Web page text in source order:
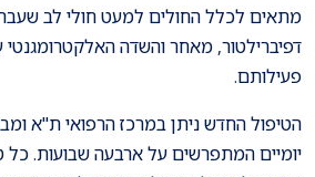
מתאים לכלל החולים למעט חולי לב
דפיברילטור, מאחר והשדה
פעילותם.
יומיים המתפרשים על ארבעה שבועות.